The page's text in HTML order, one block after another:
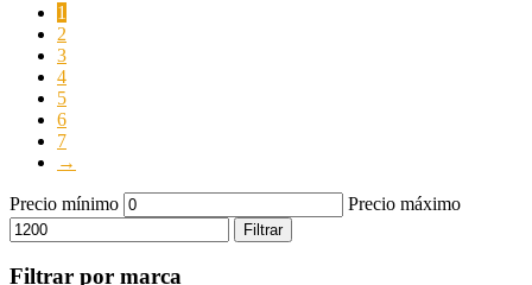
1
2
3
4
5
6
7
→
Precio mínimo Precio máximo
Filtrar
Filtrar por marca